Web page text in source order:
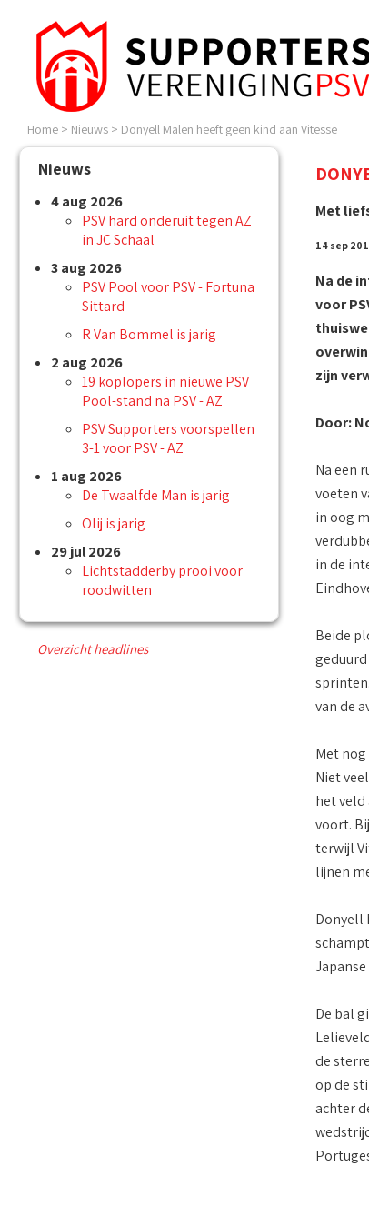
Home > Nieuws > Donyell Malen heeft geen kind aan Vitesse
Nieuws
4 aug 2026
PSV hard onderuit tegen AZ
in JC Schaal
3 aug 2026
PSV Pool voor PSV - Fortuna
Sittard
R Van Bommel is jarig
2 aug 2026
19 koplopers in nieuwe PSV
Pool-stand na PSV - AZ
PSV Supporters voorspellen
3-1 voor PSV - AZ
1 aug 2026
De Twaalfde Man is jarig
Olij is jarig
29 jul 2026
Lichtstadderby prooi voor
roodwitten
Overzicht headlines
Met
14 sep
Na de
voor
zijn
Door:
Na een
voeten
in oog
in de
Beide
van de
Met
Niet
het veld
voort.
terwijl
lijnen
Donyell
De bal
de
op de
achter